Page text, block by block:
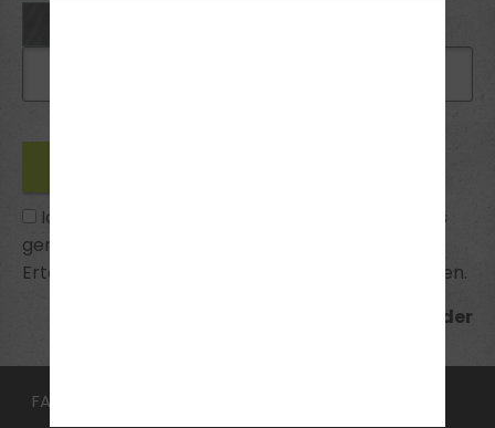
Ich habe die
zur Kenntnis
genommen und bin mit ihnen einverstanden.
Erteilte Einwilligungen kann ich jederzeit widerrufen.
*Pflichtfelder
FAHRSCHULE